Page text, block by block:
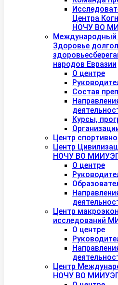
Центра
НОЧУ ВО
Международный
Здоровье
народов Евразии
О центре
Состав
Курсы,
Центр
Центр
НОЧУ ВО
О центре
Центр
исследований
О центре
Центр
НОЧУ ВО